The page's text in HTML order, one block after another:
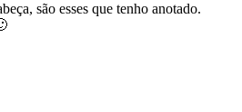
são esses que tenho anotado.